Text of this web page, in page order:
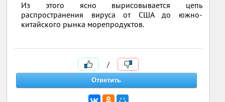
Из этого ясно вырисовывается цепь
распространения вируса от США до южно-
китайского рынка морепродуктов.
/